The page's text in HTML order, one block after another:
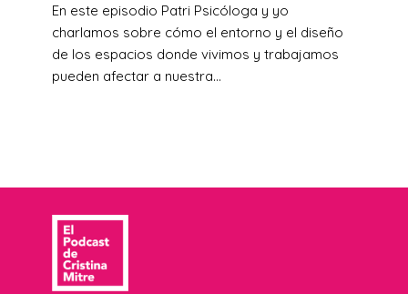
En este episodio Patri Psicóloga y yo
charlamos sobre cómo el entorno y el diseño
de los espacios donde vivimos y trabajamos
pueden afectar a nuestra...